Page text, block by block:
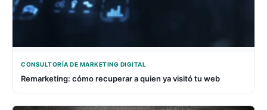
CONSULTORÍA DE MARKETING DIGITAL
Remarketing: cómo recuperar a quien ya visitó tu web